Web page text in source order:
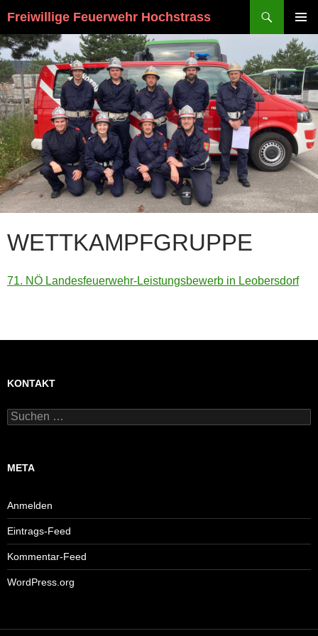
Freiwillige Feuerwehr Hochstrass
MENÜ
INHALT
SPRINGEN
WETTKAMPFGRUPPE
71. NÖ Landesfeuerwehr-Leistungsbewerb in Leobersdorf
KONTAKT
Suchen
nach:
META
Anmelden
Eintrags-Feed
Kommentar-Feed
WordPress.org